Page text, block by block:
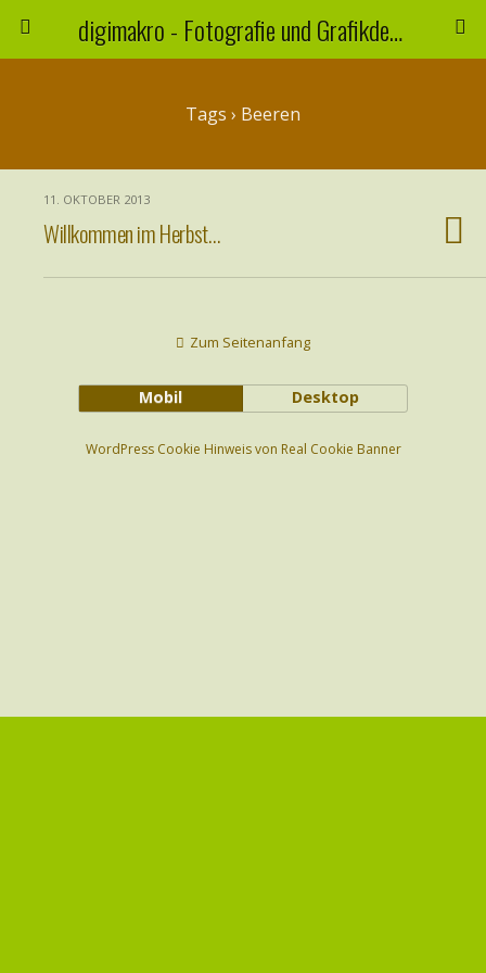
digimakro - Fotografie und Grafikdesign
Tags › Beeren
11. OKTOBER 2013
Willkommen im Herbst…
Zum Seitenanfang
Mobil Desktop
WordPress Cookie Hinweis von Real Cookie Banner